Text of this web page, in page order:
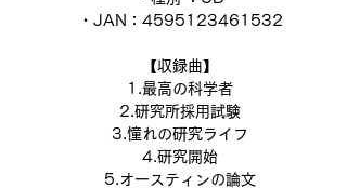
・JAN：4595123461532
【収録曲】
1.最高の科学者
2.研究所採用試験
3.憧れの研究ライフ
4.研究開始
5.オースティンの論文